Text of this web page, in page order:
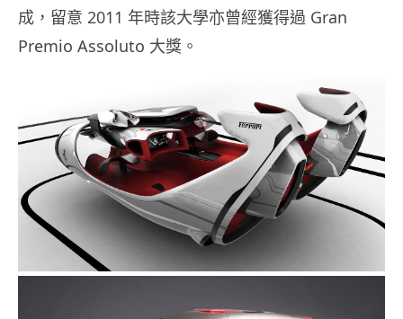
成，留意 2011 年時該大學亦曾經獲得過 Gran
Premio Assoluto 大獎。